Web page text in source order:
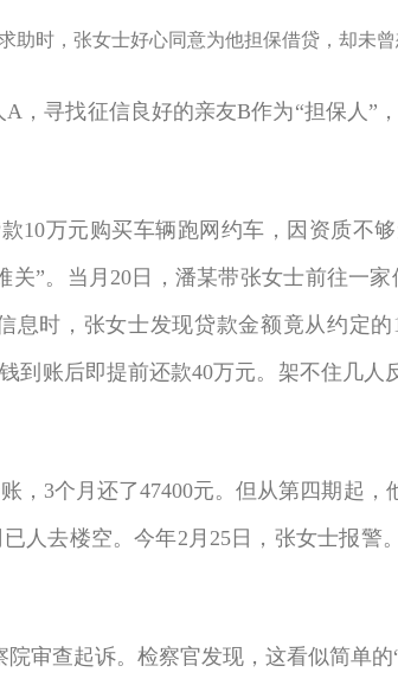
助时，张女士好心同意为他担保借贷，却未
寻找征信良好的亲友B作为“担保人”
万元购买车辆跑网约车，因资质不
”。当月20日，潘某带张女士前往一
息时，张女士发现贷款金额竟从约定
到账后即提前还款40万元。架不住几
3个月还了47400元。但从第四期起，
人去楼空。今年2月25日，张女士报警
查起诉。检察官发现，这看似简单的